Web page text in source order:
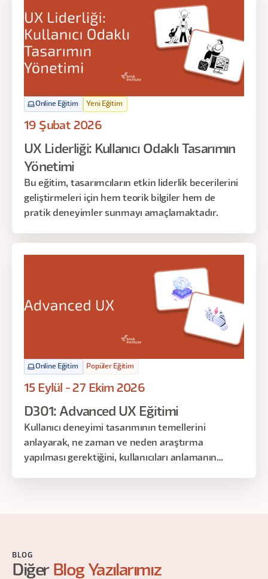
Online Eğitim Yeni Eğitim
19 Şubat 2026
UX Liderliği: Kullanıcı Odaklı Tasarımın
Yönetimi
Bu eğitim, tasarımcıların etkin liderlik becerilerini
geliştirmeleri için hem teorik bilgiler hem de
pratik deneyimler sunmayı amaçlamaktadır.
Online Eğitim Popüler Eğitim
15 Eylül - 27 Ekim 2026
D301: Advanced UX Eğitimi
Kullanıcı deneyimi tasarımının temellerini
anlayarak, ne zaman ve neden araştırma
yapılması gerektiğini, kullanıcıları anlamanın
BLOG
Diğer Blog Yazılarımız